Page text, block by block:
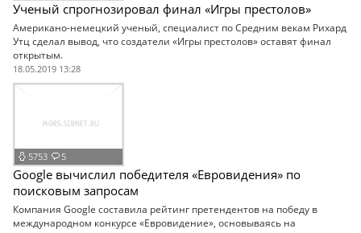
Ученый спрогнозировал финал «Игры престолов»
Американо-немецкий ученый, специалист по Средним векам Рихард
Утц сделал вывод, что создатели «Игры престолов» оставят финал
открытым.
18.05.2019 13:28
5753 5
Google вычислил победителя «Евровидения» по
поисковым запросам
Компания Google составила рейтинг претендентов на победу в
международном конкурсе «Евровидение», основываясь на